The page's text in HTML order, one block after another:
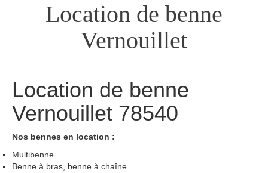
Location de benne
Vernouillet
Location de benne
Vernouillet 78540
Nos bennes en location :
Multibenne
Benne à bras, benne à chaîne